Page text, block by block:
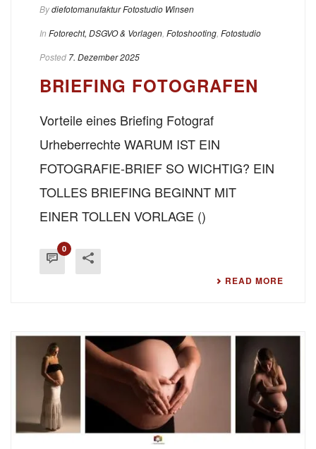
Bydiefotomanufaktur Fotostudio Winsen
In Fotorecht, DSGVO & Vorlagen, Fotoshooting, Fotostudio
Posted 7. Dezember 2025
BRIEFING FOTOGRAFEN
Vorteile eines Briefing Fotograf
Urheberrechte WARUM IST EIN
FOTOGRAFIE-BRIEF SO WICHTIG? EIN
TOLLES BRIEFING BEGINNT MIT
EINER TOLLEN VORLAGE ()
0
READ MORE